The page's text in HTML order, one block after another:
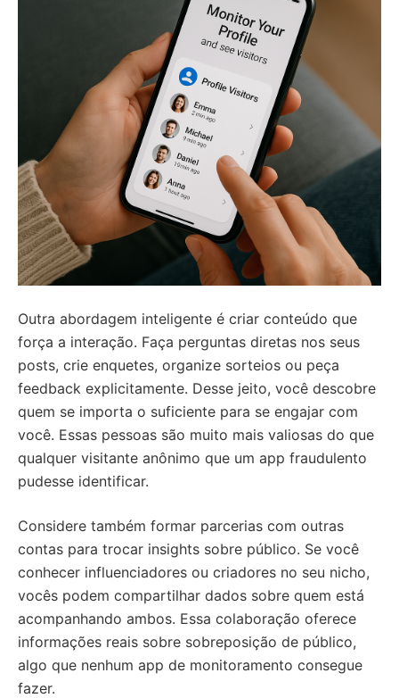
Outra abordagem inteligente é criar conteúdo que
força a interação. Faça perguntas diretas nos seus
posts, crie enquetes, organize sorteios ou peça
feedback explicitamente. Desse jeito, você descobre
quem se importa o suficiente para se engajar com
você. Essas pessoas são muito mais valiosas do que
qualquer visitante anônimo que um app fraudulento
pudesse identificar.
Considere também formar parcerias com outras
contas para trocar insights sobre público. Se você
conhecer influenciadores ou criadores no seu nicho,
vocês podem compartilhar dados sobre quem está
acompanhando ambos. Essa colaboração oferece
informações reais sobre sobreposição de público,
algo que nenhum app de monitoramento consegue
fazer.